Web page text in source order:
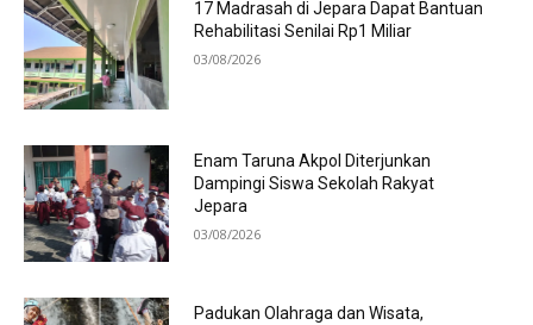
17 Madrasah di Jepara Dapat Bantuan
Rehabilitasi Senilai Rp1 Miliar
03/08/2026
Enam Taruna Akpol Diterjunkan
Dampingi Siswa Sekolah Rakyat
Jepara
03/08/2026
Padukan Olahraga dan Wisata,